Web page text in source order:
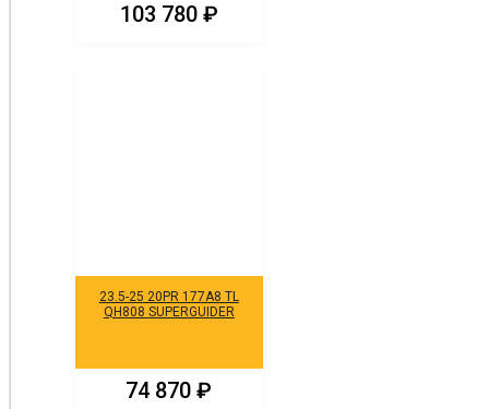
103 780 ₽
23.5-25 20PR 177A8 TL
QH808 SUPERGUIDER
74 870₽